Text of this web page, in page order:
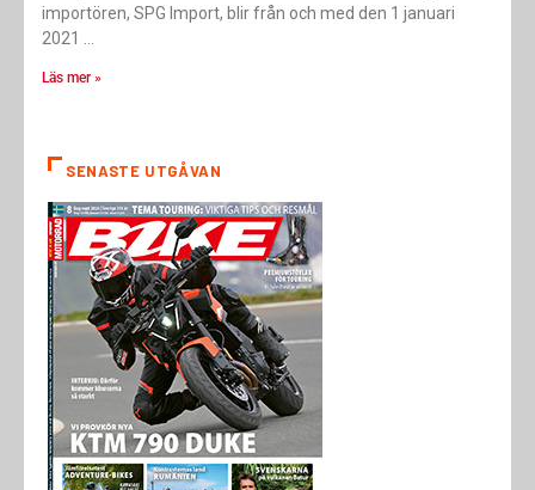
importören, SPG Import, blir från och med den 1 januari
2021
Läs mer »
SENASTE UTGÅVAN